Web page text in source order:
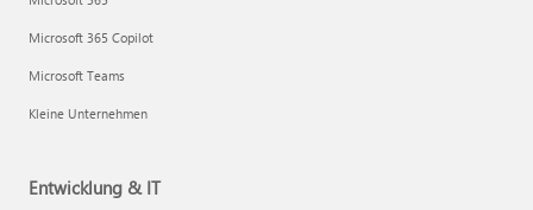
Microsoft 365 Copilot
Microsoft Teams
Kleine Unternehmen
Entwicklung & IT